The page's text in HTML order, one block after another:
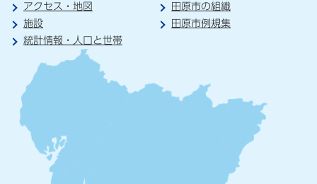
アクセス・地図
田原市の組織
施設
田原市例規集
統計情報・人口と世帯